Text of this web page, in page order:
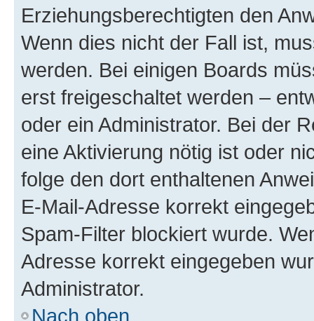
Erziehungsberechtigten den
Wenn dies nicht der Fall ist,
werden. Bei einigen Boards
erst freigeschaltet werden –
oder ein Administrator. Bei der
eine Aktivierung nötig ist oder
folge den dort enthaltenen
E-Mail-Adresse korrekt
Spam-Filter blockiert wurde.
Adresse korrekt eingegeben
Administrator.
Nach oben